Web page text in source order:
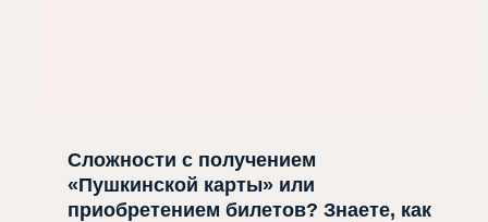
Сложности с получением
«Пушкинской карты» или
приобретением билетов? Знаете, как